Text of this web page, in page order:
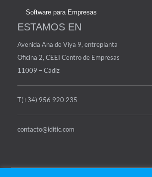
Software para Empresas
ESTAMOS EN
Avenida Ana de Viya 9, entreplanta
Oficina 2, CEEI Centro de Empresas
11009 – Cádiz
T(+34) 956 920 235
contacto@iditic.com